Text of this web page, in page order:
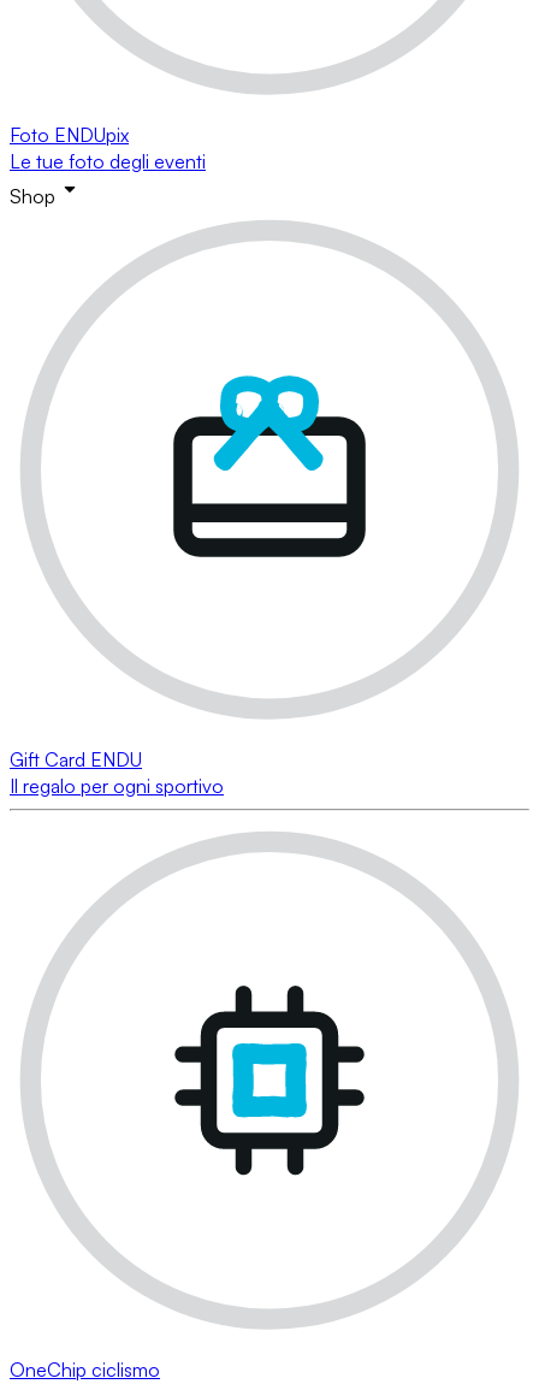
Foto ENDUpix
Le tue foto degli eventi
Shop
Gift Card ENDU
Il regalo per ogni sportivo
OneChip ciclismo